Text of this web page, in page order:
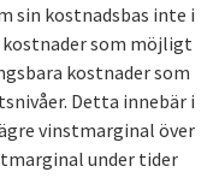
sin kostnadsbas inte i
som möjligt
kostnader som
Detta innebär i
vinstmarginal över
under tider